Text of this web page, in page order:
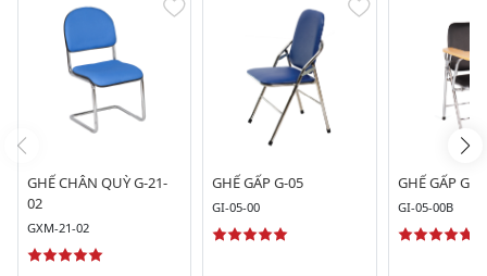
GHẾ CHÂN QUỲ G-21-
02
GXM-21-02
GHẾ GẤP G-05
GI-05-00
GHẾ GẤP G-
GI-05-00B